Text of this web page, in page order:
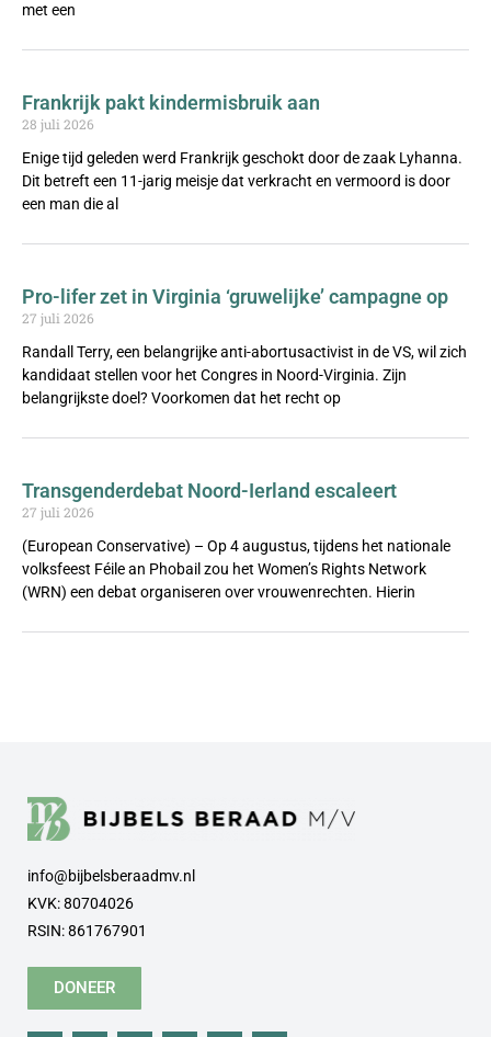
met een
Frankrijk pakt kindermisbruik aan
28 juli 2026
Enige tijd geleden werd Frankrijk geschokt door de zaak Lyhanna.
Dit betreft een 11-jarig meisje dat verkracht en vermoord is door
een man die al
Pro-lifer zet in Virginia ‘gruwelijke’ campagne op
27 juli 2026
Randall Terry, een belangrijke anti-abortusactivist in de VS, wil zich
kandidaat stellen voor het Congres in Noord-Virginia. Zijn
belangrijkste doel? Voorkomen dat het recht op
Transgenderdebat Noord-Ierland escaleert
27 juli 2026
(European Conservative) – Op 4 augustus, tijdens het nationale
volksfeest Féile an Phobail zou het Women’s Rights Network
(WRN) een debat organiseren over vrouwenrechten. Hierin
info@bijbelsberaadmv.nl
KVK: 80704026
RSIN: 861767901
DONEER